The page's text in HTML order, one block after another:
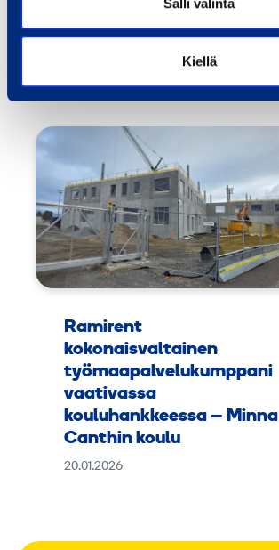
Kiellä
Ramirent
kokonaisvaltainen
työmaapalvelukumppani
vaativassa
kouluhankkeessa – Minna
Canthin koulu
20.01.2026